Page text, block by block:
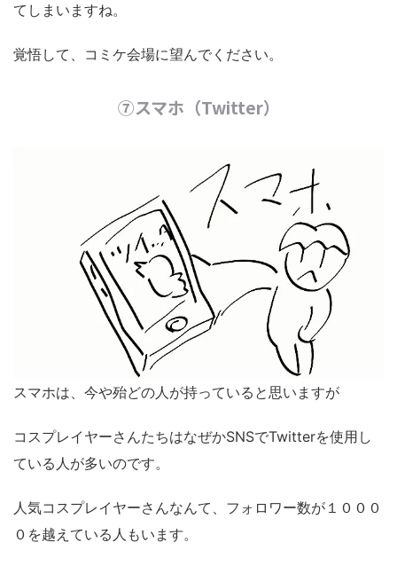
てしまいますね。
覚悟して、コミケ会場に望んでください。
⑦スマホ（Twitter）
スマホは、今や殆どの人が持っていると思いますが
コスプレイヤーさんたちはなぜかSNSでTwitterを使用し
ている人が多いのです。
人気コスプレイヤーさんなんて、フォロワー数が１０００
０を越えている人もいます。